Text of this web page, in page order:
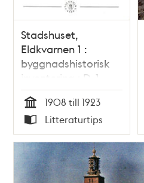
Stadshuset,
Eldkvarnen 1 :
byggnadshistorisk
inventering : D. 1
Historik / Hedvig
Schönbäck
Tid
1908 till 1923
Typ
Litteraturtips